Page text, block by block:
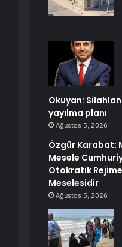
Okuyan:
yayılma planı
Ağustos 5, 2026
Özgür Karabat:
Mesele
Otokratik
Meselesidir
Ağustos 5, 2026